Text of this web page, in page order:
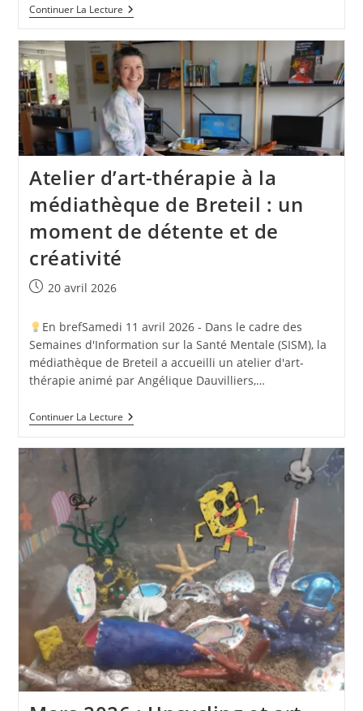
Continuer La LectureUn
Répit
Une
Bulle
D’air
Atelier d’art-thérapie à la
médiathèque de Breteil : un
moment de détente et de
créativité
Publication
20 avril 2026
En brefSamedi 11 avril 2026 - Dans le cadre des
Semaines d'Information sur la Santé Mentale (SISM), la
médiathèque de Breteil a accueilli un atelier d'art-
thérapie animé par Angélique Dauvilliers,…
Continuer La LectureAtelier
D’art-
:
Moment
De
Détente
Et
De
Créativité